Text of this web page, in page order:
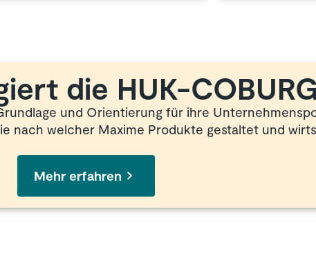
die HUK-COBURG
und Orientierung für ihre
nach welcher Maxime Produkte gestaltet und
Mehr erfahren